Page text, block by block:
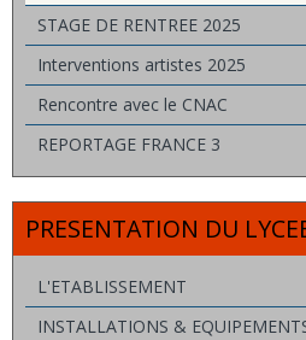
STAGE DE RENTREE 2025
Interventions artistes 2025
Rencontre avec le CNAC
REPORTAGE FRANCE 3
PRESENTATION DU
L'ETABLISSEMENT
INSTALLATIONS &